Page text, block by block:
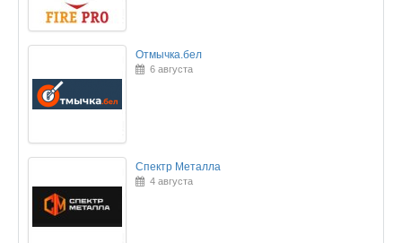
Отмычка.бел
6 августа
Спектр Металла
4 августа